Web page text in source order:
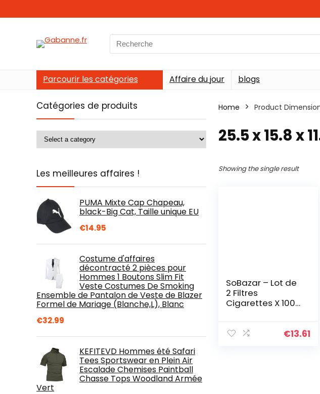
Search
for:
Parcourir les catégories Affaire du jour blogs
Catégories de produits
Les meilleures affaires !
PUMA Mixte Cap Chapeau,
black-Big Cat, Taille unique EU
€14.95
Costume d'affaires
décontracté 2 pièces pour
Hommes 1 Boutons Slim Fit
Veste Costumes De Smoking
Ensemble de Pantalon de Veste de Blazer
Formel de Mariage (Blanche,L), Blanc
€32.99
KEFITEVD Hommes été Safari
Tees Sportswear en Plein Air
Escalade Chemises Paintball
Chasse Tops Woodland Armée
Vert
Home Product
‎25.5 x 15.8 x
Showing the single result
SoBazar – Lot de
2 Filtres
Cigarettes X 1000
€13.61